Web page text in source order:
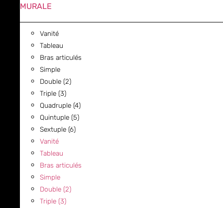
MURALE
Vanité
Tableau
Bras articulés
Simple
Double (2)
Triple (3)
Quadruple (4)
Quintuple (5)
Sextuple (6)
Vanité
Tableau
Bras articulés
Simple
Double (2)
Triple (3)